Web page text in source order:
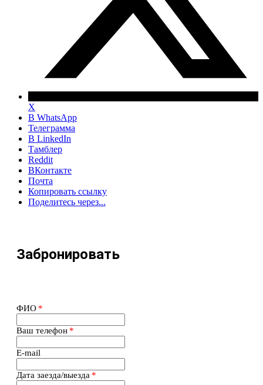
X
В WhatsApp
Телеграмма
В LinkedIn
Тамблер
Reddit
ВКонтакте
Почта
Копировать ссылку
Поделитесь через...
Забронировать
ФИО *
Ваш телефон *
E-mail
Дата заезда/выезда *